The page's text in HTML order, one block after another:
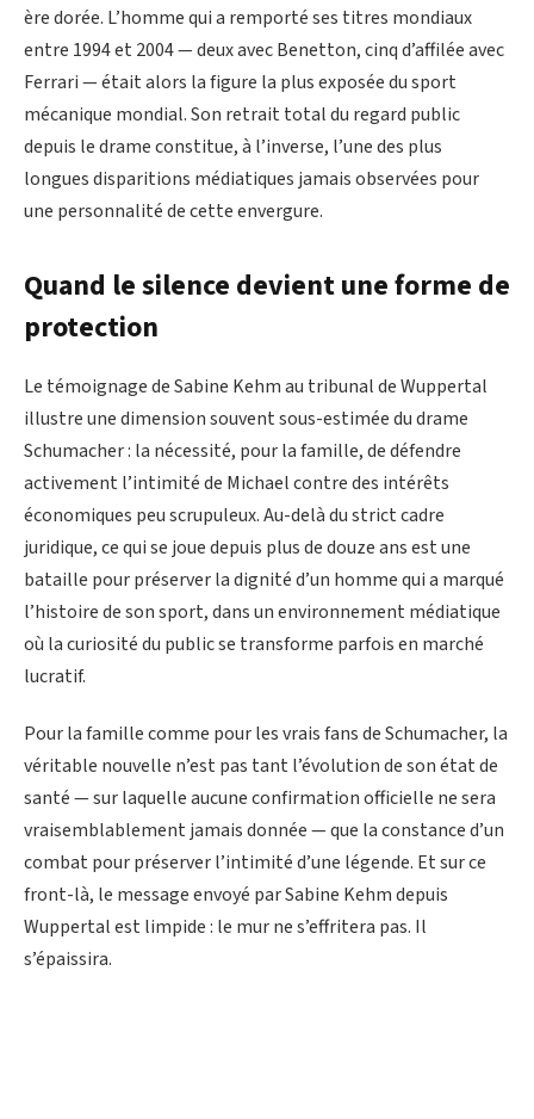
ère dorée. L’homme qui a remporté ses titres mondiaux
entre 1994 et 2004 — deux avec Benetton, cinq d’affilée avec
Ferrari — était alors la figure la plus exposée du sport
mécanique mondial. Son retrait total du regard public
depuis le drame constitue, à l’inverse, l’une des plus
longues disparitions médiatiques jamais observées pour
une personnalité de cette envergure.
Quand le silence devient une forme de
protection
Le témoignage de Sabine Kehm au tribunal de Wuppertal
illustre une dimension souvent sous-estimée du drame
Schumacher : la nécessité, pour la famille, de défendre
activement l’intimité de Michael contre des intérêts
économiques peu scrupuleux. Au-delà du strict cadre
juridique, ce qui se joue depuis plus de douze ans est une
bataille pour préserver la dignité d’un homme qui a marqué
l’histoire de son sport, dans un environnement médiatique
où la curiosité du public se transforme parfois en marché
lucratif.
Pour la famille comme pour les vrais fans de Schumacher, la
véritable nouvelle n’est pas tant l’évolution de son état de
santé — sur laquelle aucune confirmation officielle ne sera
vraisemblablement jamais donnée — que la constance d’un
combat pour préserver l’intimité d’une légende. Et sur ce
front-là, le message envoyé par Sabine Kehm depuis
Wuppertal est limpide : le mur ne s’effritera pas. Il
s’épaissira.